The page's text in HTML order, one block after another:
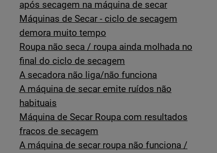
após secagem na máquina de secar
Máquinas de Secar - ciclo de secagem
demora muito tempo
Roupa não seca / roupa ainda molhada no
final do ciclo de secagem
A secadora não liga/não funciona
A máquina de secar emite ruídos não
habituais
Máquina de Secar Roupa com resultados
fracos de secagem
A máquina de secar roupa não funciona /